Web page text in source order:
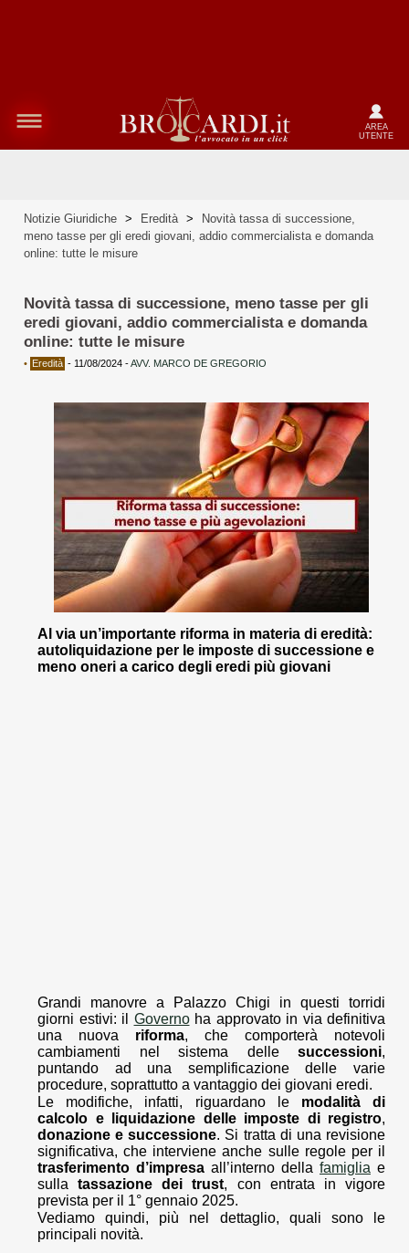
AREA
UTENTE
Notizie Giuridiche > Eredità >
Novità tassa di successione,
meno tasse per gli eredi giovani, addio commercialista e domanda
online: tutte le misure
Novità tassa di successione, meno tasse per gli
eredi giovani, addio commercialista e domanda
online: tutte le misure
• Eredità - 11/08/2024 -AVV. MARCO DE GREGORIO
Al via un’importante riforma in materia di eredità:
autoliquidazione per le imposte di successione e
meno oneri a carico degli eredi più giovani
Grandi manovre a Palazzo Chigi in questi torridi
giorni estivi: il Governoha approvato in via definitiva
una nuova riforma, che comporterà notevoli
cambiamenti nel sistema delle successioni,
puntando ad una semplificazione delle varie
procedure, soprattutto a vantaggio dei giovani eredi.
Le modifiche, infatti, riguardano le modalità di
calcolo e liquidazione delle imposte di registro,
donazione e successione. Si tratta di una revisione
significativa, che interviene anche sulle regole per il
trasferimento d’impresa all’interno della famiglia e
sullatassazione dei trust, con entrata in vigore
prevista per il 1° gennaio 2025.
Vediamo quindi, più nel dettaglio, quali sono le
principali novità.